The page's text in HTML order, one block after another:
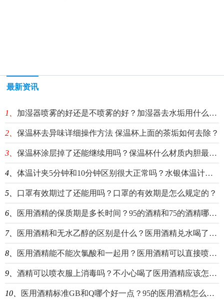
最新资讯
1、 加湿器喷雾的好还是不喷雾的好？加湿器去水垢用什么效果最好？
2、 保温杯去异味详细操作方法 保温杯上面的茶垢如何去除？
3、 保温杯涂层掉了还能继续用吗？保温杯什么材质内胆最好？
4、 体温计夹5分钟和10分钟区别很大正常吗？水银体温计用久了会变的不准确吗？
5、 口罩有效期过了还能用吗？口罩的有效期是怎么规定的？
6、 医用酒精的保质期是多长时间？95的酒精和75的酒精哪个消毒效果比较好？
7、 医用酒精和无水乙醇的区别是什么？医用酒精兑水喝了会怎么样？
8、 医用酒精能不能次氯酸和一起用？医用酒精可以直接喷在食物上消毒吗？
9、 酒精可以喷衣服上消毒吗？不小心喝了医用酒精应该怎么处理？
10、 医用酒精标准GB和Q哪个好一点？95的医用酒精怎么稀释配成75的？